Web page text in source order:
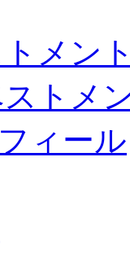
メン
トメ
ィール